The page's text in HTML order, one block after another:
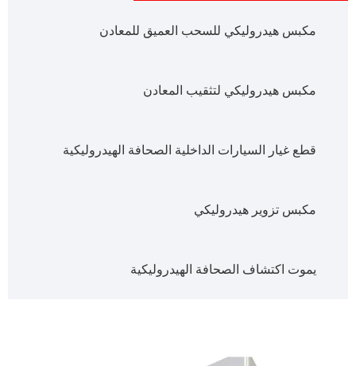
مكبس هيدروليكي للسحب العميق للمعادن
مكبس هيدروليكي لتثقيب المعادن
قطع غيار السيارات الداخلية الصحافة الهيدروليكية
مكبس تزوير هيدروليكي
يموت اكتشاف الصحافة الهيدروليكية